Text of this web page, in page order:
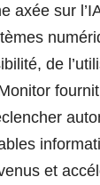
axée sur
de
et